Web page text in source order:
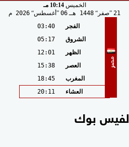
الخميس10:14 مـ
21 صفر 1448 هـ 06 أغسطس 2026 م
مصر
الفجر
03:40
الشروق
05:17
الظهر
12:01
العصر
15:38
المغرب
18:45
العشاء
20:11
بوك